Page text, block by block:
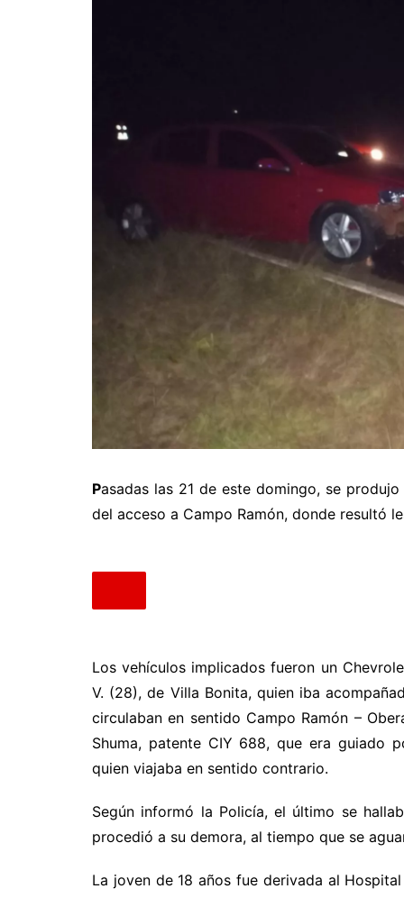
Pasadas las 21 de este domingo, se
del acceso a Campo Ramón, donde resultó
Los vehículos implicados fueron un
V. (28), de Villa Bonita, quien iba
circulaban en sentido Campo Ramón –
Shuma, patente CIY 688, que era guiado
quien viajaba en sentido contrario.
Según informó la Policía, el último se
procedió a su demora, al tiempo que se
La joven de 18 años fue derivada al